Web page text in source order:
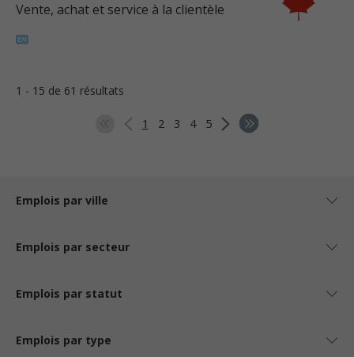
Vente, achat et service à la clientèle
1 - 15 de 61 résultats
1 2 3 4 5
Emplois par ville
Emplois par secteur
Emplois par statut
Emplois par type